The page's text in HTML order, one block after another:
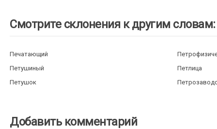
Смотрите склонения к другим словам:
Печатающий
Петушиный
Петлица
Петушок
Добавить комментарий